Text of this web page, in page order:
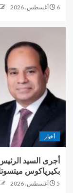
6 أغسطس، 2026
أخبار
أجرى السيد الرئيس
بكيرياكوس
5 أغسطس، 2026